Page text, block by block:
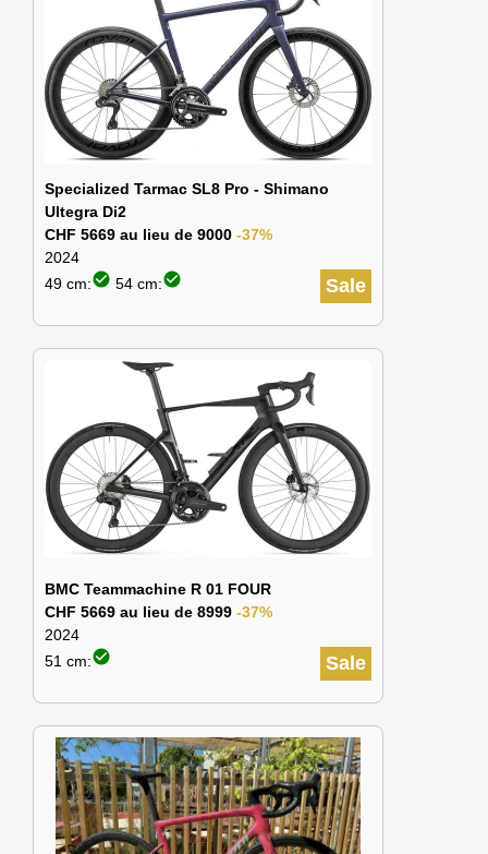
Specialized Tarmac SL8 Pro - Shimano
Ultegra Di2
CHF 5669 au lieu de 9000 -37%
2024
Sale
49 cm:check_circle 54 cm:check_circle
BMC Teammachine R 01 FOUR
CHF 5669 au lieu de 8999 -37%
2024
Sale
51 cm:check_circle